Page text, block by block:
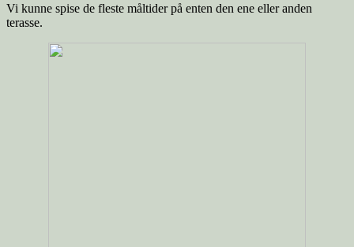
Vi kunne spise de fleste måltider på enten den ene eller anden
terasse.